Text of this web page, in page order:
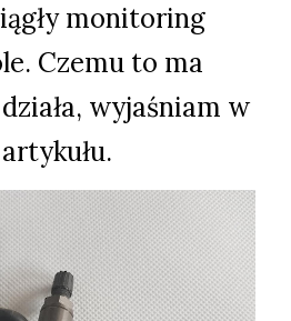
monitoring
Czemu to ma
wyjaśniam w